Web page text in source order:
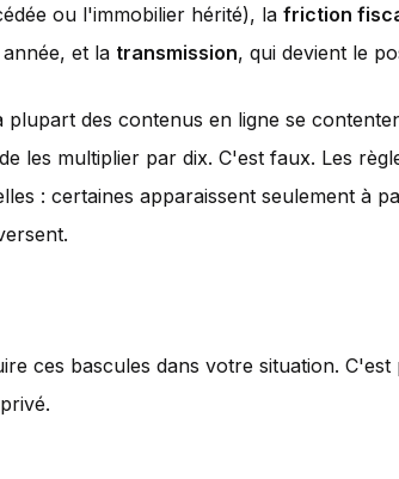
ou l'immobilier hérité), la friction
et la transmission, qui devient le
plupart des contenus en ligne se
les multiplier par dix. C'est faux. Les
: certaines apparaissent seulement à
ces bascules dans votre situation.